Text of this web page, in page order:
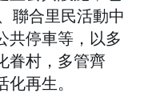
聯合里民活動中
共停車等，以多
眷村，多管齊
再生。